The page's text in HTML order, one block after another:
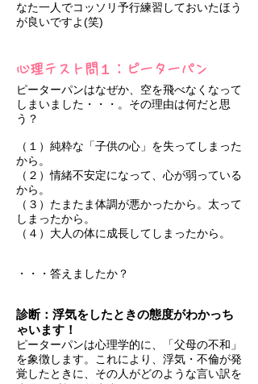
なた一人でコッソリ予行練習しておいたほう
が良いですよ(笑)
心理テスト問１：ピーターパン
ピーターパンはなぜか、空を飛べなくなって
しまいました・・・。その理由は何だと思
う？
（１）純粋な「子供の心」を失ってしまった
から。
（２）情緒不安定になって、心が弱っている
から。
（３）たまたま体調が悪かったから。太って
しまったから。
（４）大人の体に成長してしまったから。
・・・答えましたか？
診断：浮気をしたときの態度がわかっち
ゃいます！
ピーターパンは心理学的に、「父母の不和」
を象徴します。これにより、浮気・不倫が発
覚したときに、その人がどのような言い訳を